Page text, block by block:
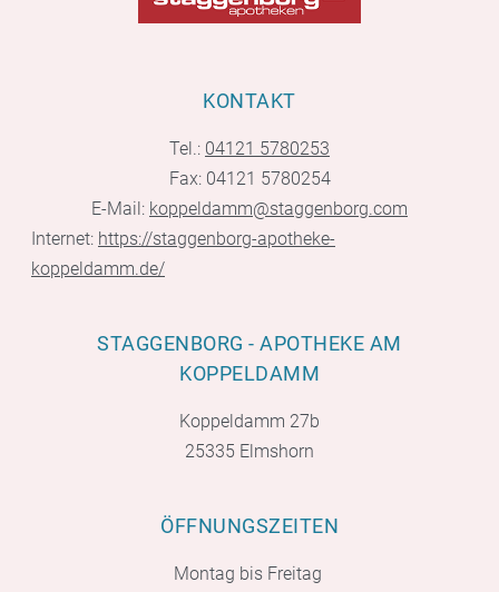
KONTAKT
Tel.: 04121 5780253
Fax: 04121 5780254
E-Mail: koppeldamm@staggenborg.com
Internet: https://staggenborg-apotheke-
koppeldamm.de/
STAGGENBORG - APOTHEKE AM
KOPPELDAMM
Koppeldamm 27b
25335 Elmshorn
ÖFFNUNGSZEITEN
Montag bis Freitag